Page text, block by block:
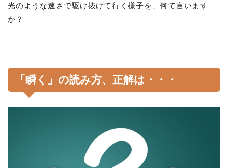
光のような速さで駆け抜けて行く様子を、何て言います
か？
「瞬く」の読み方、正解は・・・